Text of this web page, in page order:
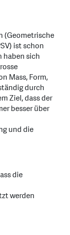
(Geometrische
ist schon
haben sich
Mass, Form,
durch
Ziel, dass der
besser über
und die
die
werden